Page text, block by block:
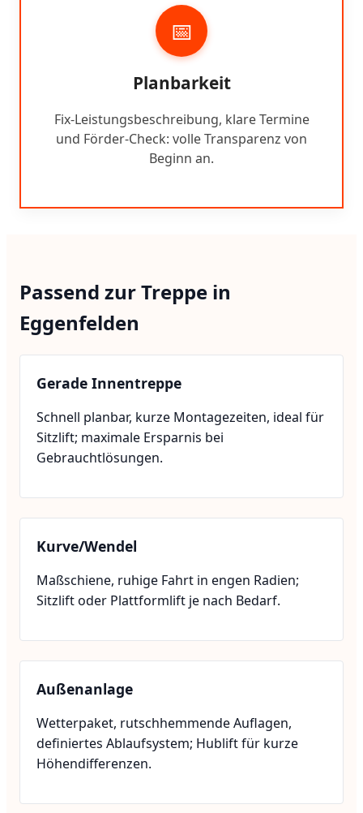
📅
Planbarkeit
Fix-Leistungsbeschreibung, klare Termine
und Förder-Check: volle Transparenz von
Beginn an.
Passend zur Treppe in
Eggenfelden
Gerade Innentreppe
Schnell planbar, kurze Montagezeiten, ideal für
Sitzlift; maximale Ersparnis bei
Gebrauchtlösungen.
Kurve/Wendel
Maßschiene, ruhige Fahrt in engen Radien;
Sitzlift oder Plattformlift je nach Bedarf.
Außenanlage
Wetterpaket, rutschhemmende Auflagen,
definiertes Ablaufsystem; Hublift für kurze
Höhendifferenzen.